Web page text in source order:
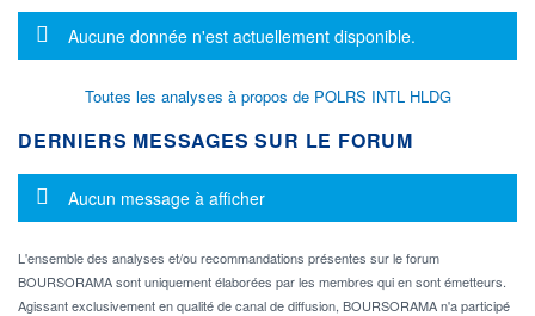
Message d'information
Aucune donnée n'est actuellement disponible.
Toutes les analyses à propos de POLRS INTL HLDG
DERNIERS MESSAGES SUR LE FORUM
Message d'information
Aucun message à afficher
L'ensemble des analyses et/ou recommandations présentes sur le forum
BOURSORAMA sont uniquement élaborées par les membres qui en sont émetteurs.
Agissant exclusivement en qualité de canal de diffusion, BOURSORAMA n'a participé